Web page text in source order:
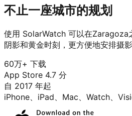
不止一座城市的规划
使用 SolarWatch 可以在Zaragoza
阴影和黄金时刻，更方便地安排摄影
60万+ 下载
App Store 4.7 分
自 2017 年起
iPhone、iPad、Mac、Watch、